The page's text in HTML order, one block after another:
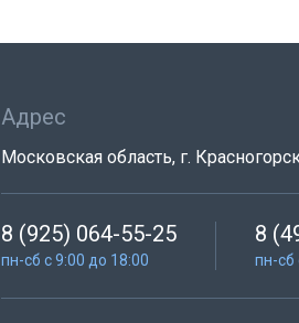
Адрес
Московская область, г.
8 (925) 064-55-25
пн-сб с 9:00 до 18:00
8
пн-сб